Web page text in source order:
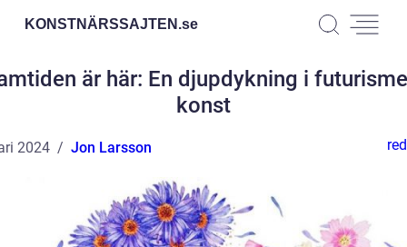
KONSTNÄRSSAJTEN.se
är här: En djupdykning i
konst
2024 Jon Larsson